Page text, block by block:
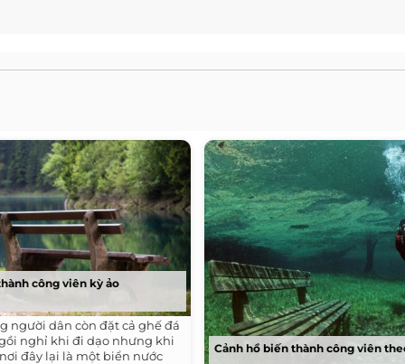
công viên kỳ ảo
người dân còn đặt cả ghế đá
nghỉ khi đi dạo nhưng khi
đây lại là một biển nước
Cảnh hồ biến thành công viên